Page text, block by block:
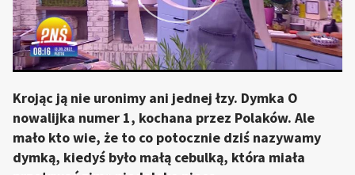
Krojąc ją nie uronimy ani jednej łzy. Dymka O
nowalijka numer 1, kochana przez Polaków. Ale
mało kto wie, że to co potocznie dziś nazywamy
dymką, kiedyś było małą cebulką, która miała